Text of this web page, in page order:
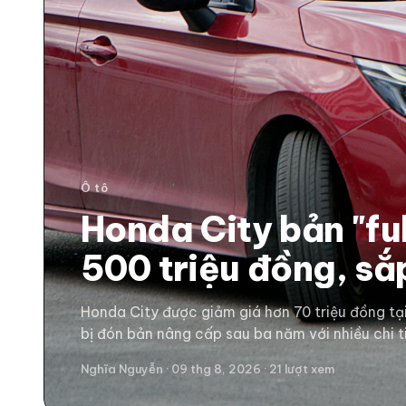
Ô tô
Honda City bản
500 triệu đồng,
Việt Nam đấu
cuối năm nay?
Honda City được giảm giá hơn 70 triệu đồng
bị đón bản nâng cấp sau ba năm với nhiều chi
Nghĩa Nguyễn · 09 thg 8, 2026 · 21 lượt xem